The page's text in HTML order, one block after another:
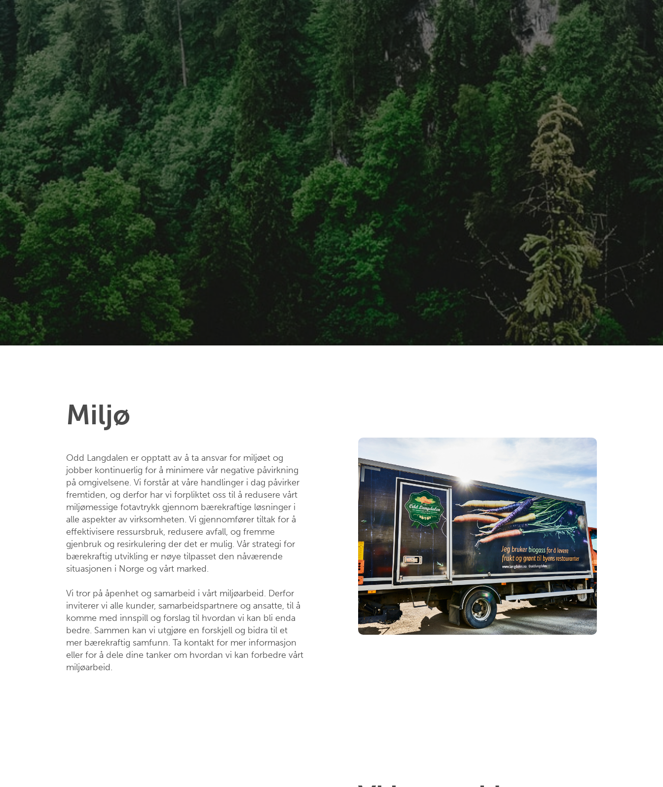
Miljø
Odd Langdalen er opptatt av å ta ansvar for miljøet og
jobber kontinuerlig for å minimere vår negative påvirkning
på omgivelsene. Vi forstår at våre handlinger i dag påvirker
fremtiden, og derfor har vi forpliktet oss til å redusere vårt
miljømessige fotavtrykk gjennom bærekraftige løsninger i
alle aspekter av virksomheten. Vi gjennomfører tiltak for å
effektivisere ressursbruk, redusere avfall, og fremme
gjenbruk og resirkulering der det er mulig. Vår strategi for
bærekraftig utvikling er nøye tilpasset den nåværende
situasjonen i Norge og vårt marked.
Vi tror på åpenhet og samarbeid i vårt miljøarbeid. Derfor
inviterer vi alle kunder, samarbeidspartnere og ansatte, til å
komme med innspill og forslag til hvordan vi kan bli enda
bedre. Sammen kan vi utgjøre en forskjell og bidra til et
mer bærekraftig samfunn. Ta kontakt for mer informasjon
eller for å dele dine tanker om hvordan vi kan forbedre vårt
miljøarbeid.